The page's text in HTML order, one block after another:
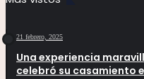
21 febrero, 2025
Una experiencia
celebró su casamiento